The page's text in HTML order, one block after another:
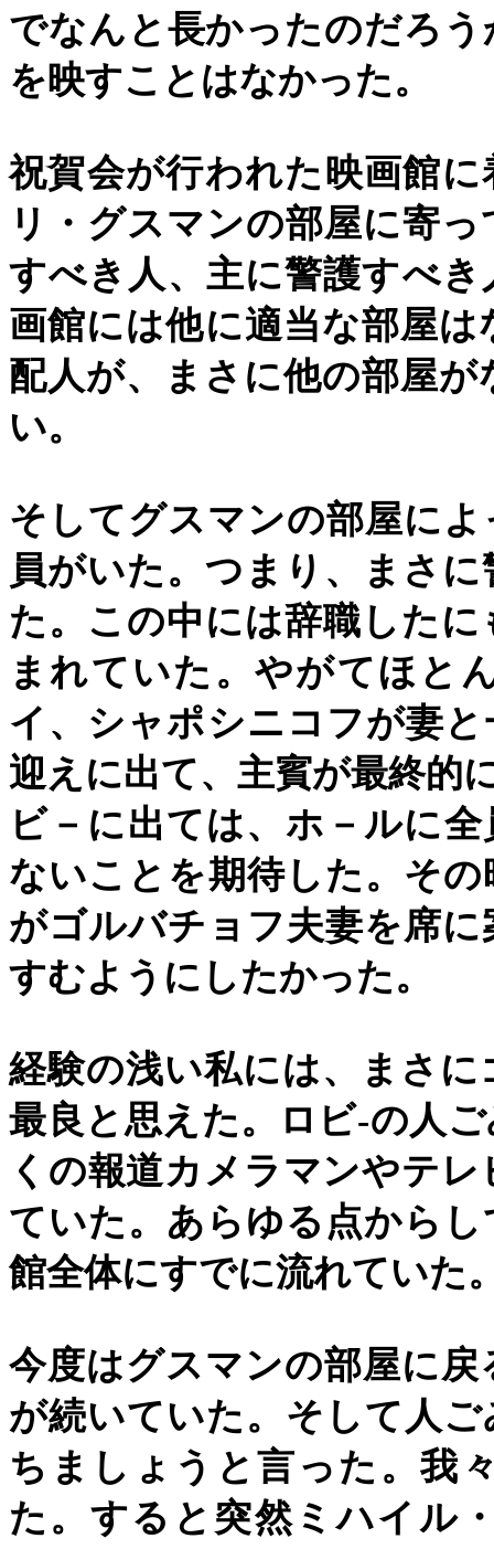
でなんと長かったのだろ
を映すことはなかった。
祝賀会が行われた映画館
リ・グスマンの部屋に寄
すべき人、主に警護すべ
画館には他に適当な部屋
配人が、まさに他の部屋
い。
そしてグスマンの部屋に
員がいた。つまり、まさ
た。この中には辞職した
まれていた。やがてほと
イ、シャポシニコフが妻
迎えに出て、主賓が最終的
ビ－に出ては、ホ－ルに
ないことを期待した。そ
がゴルバチョフ夫妻を席
すむようにしたかった。
経験の浅い私には、まさ
最良と思えた。ロビ-の人
くの報道カメラマンやテ
ていた。あらゆる点から
館全体にすでに流れていた
今度はグスマンの部屋に
が続いていた。そして人
ちましょうと言った。我
た。すると突然ミハイル